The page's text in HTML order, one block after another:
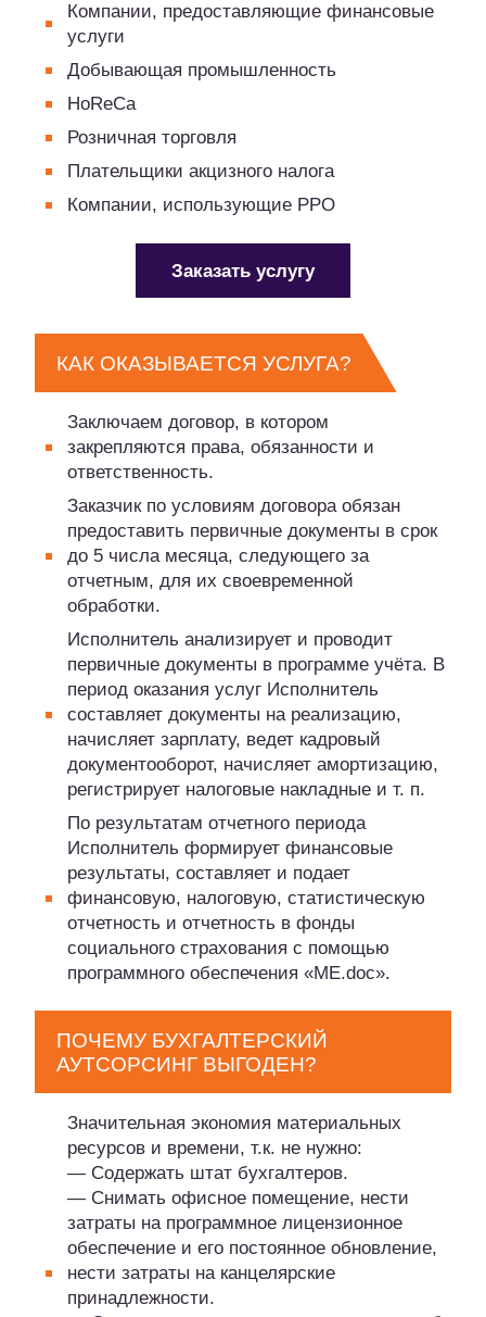
Компании, предоставляющие финансовые
услуги
Добывающая промышленность
HoReCa
Розничная торговля
Плательщики акцизного налога
Компании, использующие РРО
Заказать услугу
КАК ОКАЗЫВАЕТСЯ УСЛУГА?
Заключаем договор, в котором
закрепляются права, обязанности и
ответственность.
Заказчик по условиям договора обязан
предоставить первичные документы в срок
до 5 числа месяца, следующего за
отчетным, для их своевременной
обработки.
Исполнитель анализирует и проводит
первичные документы в программе учёта. В
период оказания услуг Исполнитель
составляет документы на реализацию,
начисляет зарплату, ведет кадровый
документооборот, начисляет амортизацию,
регистрирует налоговые накладные и т. п.
По результатам отчетного периода
Исполнитель формирует финансовые
результаты, составляет и подает
финансовую, налоговую, статистическую
отчетность и отчетность в фонды
социального страхования с помощью
программного обеспечения «ME.doc».
ПОЧЕМУ БУХГАЛТЕРСКИЙ
АУТСОРСИНГ ВЫГОДЕН?
Значительная экономия материальных
ресурсов и времени, т.к. не нужно:
— Содержать штат бухгалтеров.
— Снимать офисное помещение, нести
затраты на программное лицензионное
обеспечение и его постоянное обновление,
нести затраты на канцелярские
принадлежности.